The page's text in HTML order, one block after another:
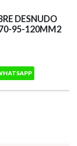
DESNUDO
95-120MM2